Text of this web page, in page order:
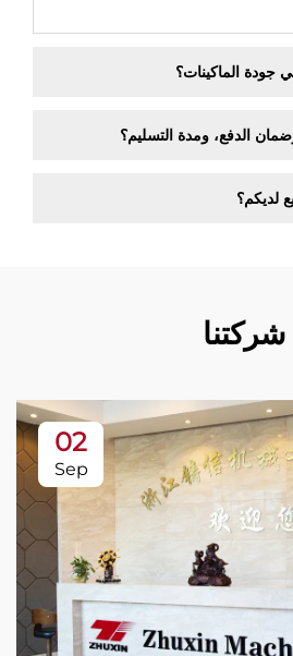
الماكينات؟
الدفع، ومدة التسليم؟
لديكم؟
شركتنا
02
Sep